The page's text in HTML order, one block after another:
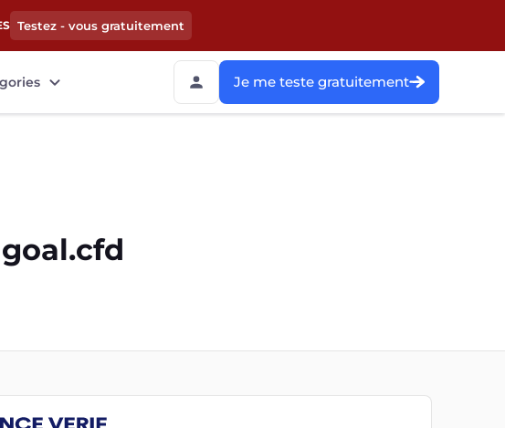
Testez - vous gratuitement
Je me teste gratuitement